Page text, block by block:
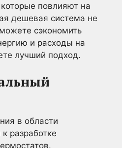
повлияют на
дешевая система не
сэкономить
и расходы на
лучший подход.
в области
разработке